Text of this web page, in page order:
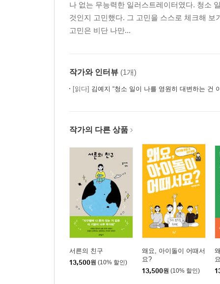
나 없는 무능력한 일러스트레이터였다. 청소
것인지 고민했다. 그 고민을 스스로 체크해
고민은 비단 나만...
작가와 인터뷰 (1개)
[읽다] 김예지 “청소 일이 나를 영원히 대변하는 건
작가의 다른 상품
서른의 친구
13,500원 (10% 할인)
왜요, 아이돌이 어때서
요?
13,500원 (10% 할인)